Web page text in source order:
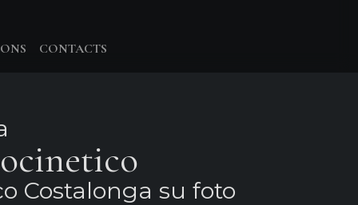
CONTACTS
Costalonga su foto